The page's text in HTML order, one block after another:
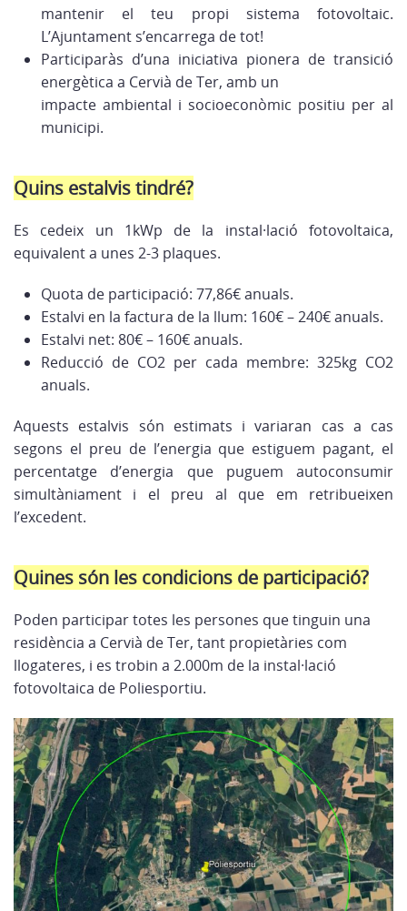
mantenir el teu propi sistema fotovoltaic.
L’Ajuntament s’encarrega de tot!
Participaràs d’una iniciativa pionera de transició
energètica a Cervià de Ter, amb un
impacte ambiental i socioeconòmic positiu per al
municipi.
Quins estalvis tindré?
Es cedeix un 1kWp de la instal·lació fotovoltaica,
equivalent a unes 2-3 plaques.
Quota de participació: 77,86€ anuals.
Estalvi en la factura de la llum: 160€ – 240€ anuals.
Estalvi net: 80€ – 160€ anuals.
Reducció de CO2 per cada membre: 325kg CO2
anuals.
Aquests estalvis són estimats i variaran cas a cas
segons el preu de l’energia que estiguem pagant, el
percentatge d’energia que puguem autoconsumir
simultàniament i el preu al que em retribueixen
l’excedent.
Quines són les condicions de participació?
Poden participar totes les persones que tinguin una
residència a Cervià de Ter, tant propietàries com
llogateres, i es trobin a 2.000m de la instal·lació
fotovoltaica de Poliesportiu.